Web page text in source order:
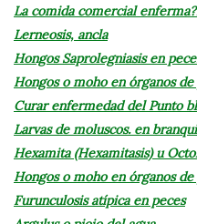
La comida comercial
Lerneosis, ancla
Hongos Saprolegniasis en
Hongos o moho en órganos de
Curar enfermedad del Punto
Larvas de moluscos. en branqui
Hexamita (Hexamitasis) u
Hongos o moho en órganos de
Furunculosis atípica en peces